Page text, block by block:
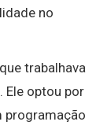
no
trabalhava
Ele optou por
programação